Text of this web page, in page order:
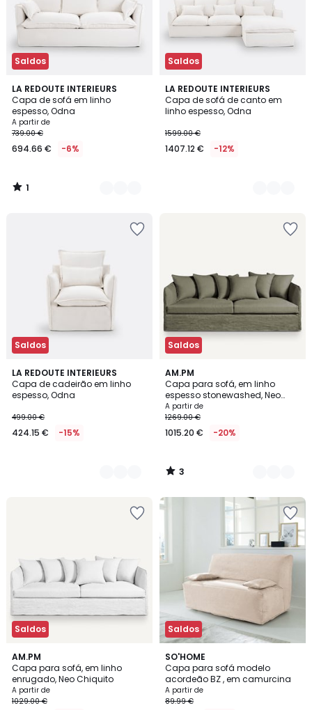
Saldos
LA REDOUTE INTERIEURS
Capa de sofá em linho
espesso, Odna
A partir de
739.00 €
694.66 € -6%
1
/
5
2
Cores
1
/
Saldos
LA REDOUTE INTERIEURS
Capa de sofá de canto em
linho espesso, Odna
1599.00 €
1407.12 € -12%
2
Cores
Saldos
LA REDOUTE INTERIEURS
Capa de cadeirão em linho
espesso, Odna
499.00 €
424.15 € -15%
2
Cores
Saldos
AM.PM
Capa para sofá, em linho
espesso stonewashed, Neo
Chiquito
A partir de
1269.00 €
1015.20 € -20%
3
/
5
3
Cores
3
/
Saldos
AM.PM
Capa para sofá, em linho
enrugado, Neo Chiquito
A partir de
1029.00 €
2
Cores
Saldos
SO'HOME
Capa para sofá modelo
acordeão BZ , em camurcina
A partir de
89.99 €
3,2
/ 5